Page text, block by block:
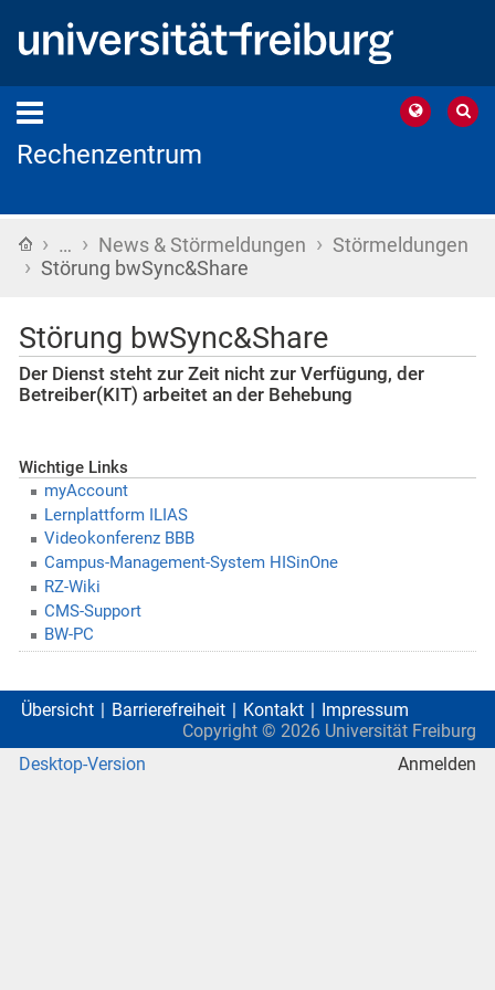
Rechenzentrum
Startseite
› … › News & Störmeldungen › Störmeldungen
› Störung bwSync&Share
Störung bwSync&Share
Der Dienst steht zur Zeit nicht zur Verfügung, der
Betreiber(KIT) arbeitet an der Behebung
Wichtige Links
myAccount
Lernplattform ILIAS
Videokonferenz BBB
Campus-Management-System HISinOne
RZ-Wiki
CMS-Support
BW-PC
Übersicht Barrierefreiheit Kontakt
Impressum
Copyright © 2026 Universität Freiburg
Desktop-Version
Anmelden